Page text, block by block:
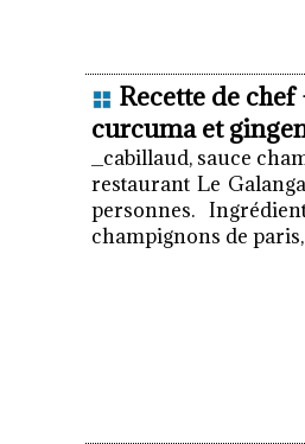
Recette de
curcuma et
_cabillaud, sauce
restaurant Le
personnes.
champignons de